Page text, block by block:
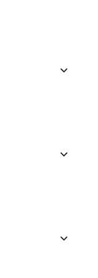
keyboard_arrow_down
keyboard_arrow_down
keyboard_arrow_down